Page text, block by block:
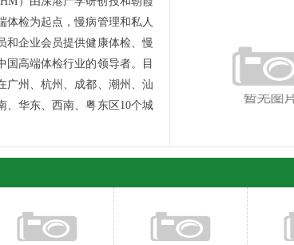
体检为起点，慢病管理和私人
和企业会员提供健康体检、慢
高端体检行业的领导者。目
广州、杭州、成都、潮州、汕
、华东、西南、粤东区10个城